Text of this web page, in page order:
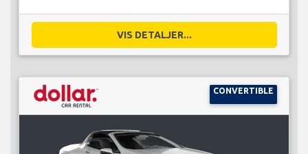
VIS DETALJER...
CONVERTIBLE